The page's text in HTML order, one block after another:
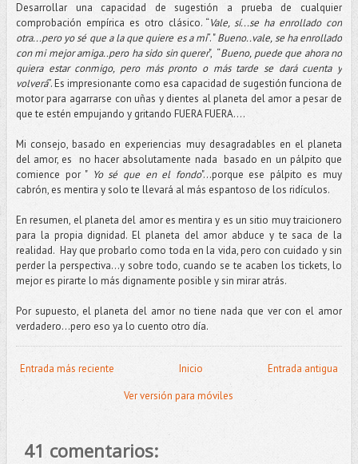
Desarrollar una capacidad de sugestión a prueba de cualquier
comprobación empírica es otro clásico. “Vale, sí...se ha enrollado con
otra...pero yo sé que a la que quiere es a mí”. "Bueno..vale, se ha enrollado
con mi mejor amiga..pero ha sido sin querer", “Bueno, puede que ahora no
quiera estar conmigo, pero más pronto o más tarde se dará cuenta y
volverá”. Es impresionante como esa capacidad de sugestión funciona de
motor para agarrarse con uñas y dientes al planeta del amor a pesar de
que te estén empujando y gritando FUERA FUERA….
Mi consejo, basado en experiencias muy desagradables en el planeta
del amor, es no hacer absolutamente nada basado en un pálpito que
comience por " Yo sé que en el fondo"...porque ese pálpito es muy
cabrón, es mentira y solo te llevará al más espantoso de los ridículos.
En resumen, el planeta del amor es mentira y es un sitio muy traicionero
para la propia dignidad. El planeta del amor abduce y te saca de la
realidad. Hay que probarlo como toda en la vida, pero con cuidado y sin
perder la perspectiva…y sobre todo, cuando se te acaben los tickets, lo
mejor es pirarte lo más dignamente posible y sin mirar atrás.
Por supuesto, el planeta del amor no tiene nada que ver con el amor
verdadero...pero eso ya lo cuento otro día.
Entrada más reciente Entrada antigua
Inicio
Ver versión para móviles
41 comentarios: